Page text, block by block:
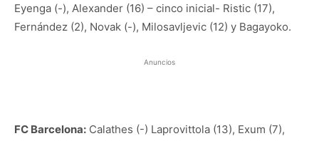
Eyenga (-), Alexander (16) – cinco inicial- Ristic (17),
Fernández (2), Novak (-), Milosavljevic (12) y Bagayoko.
Anuncios
FC Barcelona: Calathes (-) Laprovittola (13), Exum (7),